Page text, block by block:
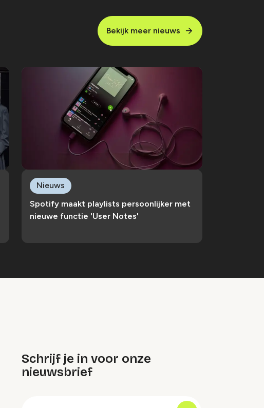
Bekijk meer nieuws
Spotify maakt playlists persoonlijker met
nieuwe functie 'User Notes'
Nieuws
Schrijf je in voor onze
nieuwsbrief